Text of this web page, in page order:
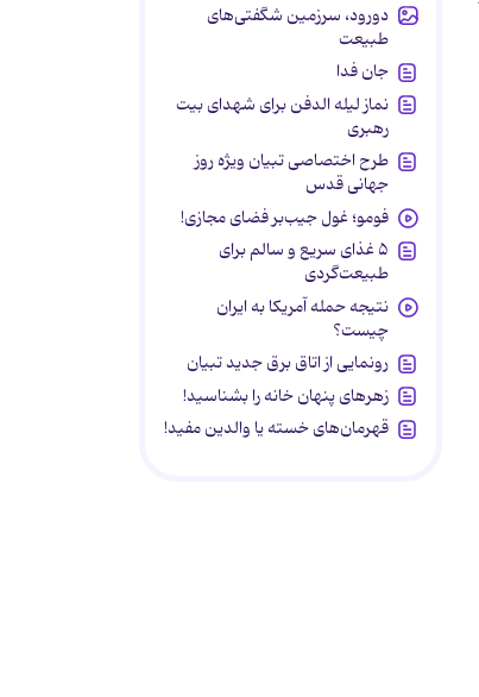
دورود، سرزمین شگفتی‌های
طبیعت
جان فدا
نماز لیله الدفن برای شهدای بیت
رهبری
طرح اختصاصی تبیان ویژه روز
جهانی قدس
فومو؛ غول جیب‌بر فضای مجازی!
۵ غذای سریع و سالم برای
طبیعت‌گردی
نتیجه حمله آمریکا به ایران
چیست؟
رونمایی از اتاق برق جدید تبیان
زهرهای پنهان خانه را بشناسید!
قهرمان‌های خسته یا والدین مفید!